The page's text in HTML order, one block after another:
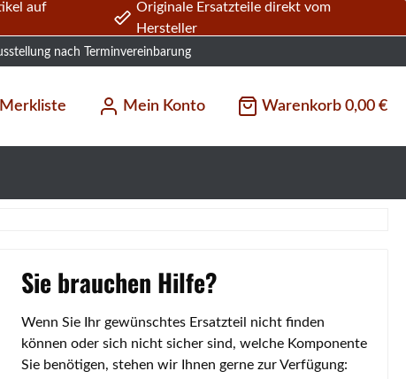
auf
Originale Ersatzteile direkt vom
Hersteller
nach Terminvereinbarung
Merkliste Mein Konto Warenkorb 0,00 €
Sie brauchen Hilfe?
Wenn Sie Ihr gewünschtes Ersatzteil nicht finden
können oder sich nicht sicher sind, welche Komponente
Sie benötigen, stehen wir Ihnen gerne zur Verfügung: